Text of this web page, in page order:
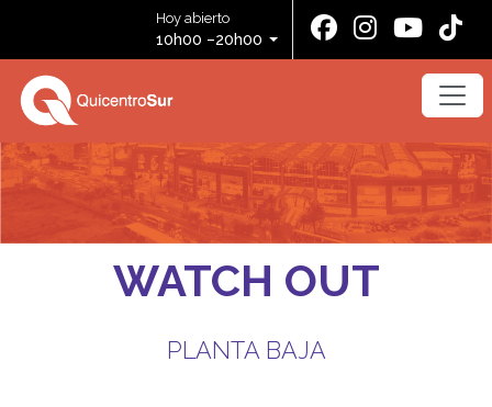
Hoy abierto
10h00 –20h00
WATCH OUT
PLANTA BAJA